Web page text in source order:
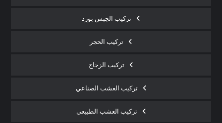
تركيب الجبس بورد
تركيب الحجر
تركيب الزجاج
تركيب العشب الصناعي
تركيب العشب الطبيعي